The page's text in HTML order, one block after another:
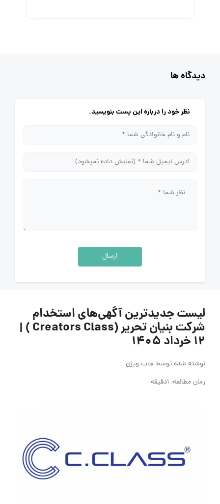
دیدگاه ها
نظر خود را درباره این پست بنویسید.
ارسال
لیست جدیدترین آگهی‌های استخدام
شرکت بنیان تحریر (Creators Class ) |
۱۲ خرداد ۱۴۰۵
نوشته شده توسطجاب ویژن
زمان مطالعه: 1دقیقه